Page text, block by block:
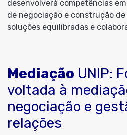
desenvolverá competências
de negociação e construção
soluções equilibradas e
Mediação UNIP:
voltada à
negociação e
relações